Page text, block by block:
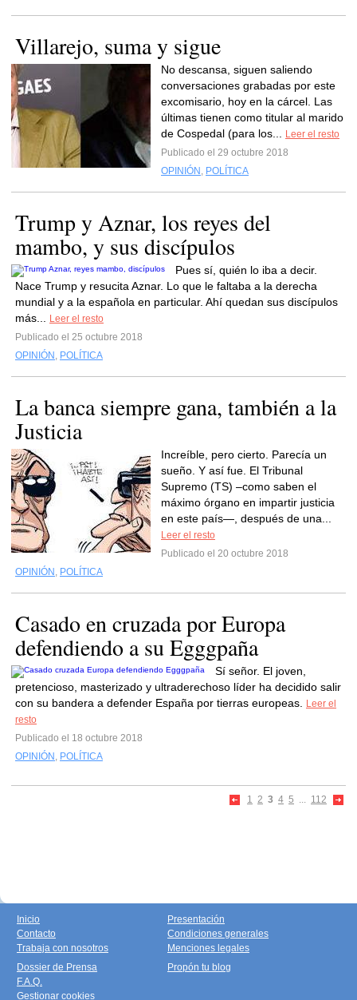
Villarejo, suma y sigue
No descansa, siguen saliendo
conversaciones grabadas por este
excomisario, hoy en la cárcel. Las
últimas tienen como titular al marido
de Cospedal (para los...
Leer el resto
Publicado el 29 octubre 2018
OPINIÓN , POLÍTICA
Trump y Aznar, los reyes del
mambo, y sus discípulos
Pues sí, quién lo iba a decir.
Nace Trump y resucita Aznar. Lo que le faltaba a la derecha
mundial y a la española en particular. Ahí quedan sus discípulos
más...
Leer el resto
Publicado el 25 octubre 2018
OPINIÓN , POLÍTICA
La banca siempre gana, también a la
Justicia
Increíble, pero cierto. Parecía un
sueño. Y así fue. El Tribunal
Supremo (TS) –como saben el
máximo órgano en impartir justicia
en este país—, después de una...
Leer el resto
Publicado el 20 octubre 2018
OPINIÓN , POLÍTICA
Casado en cruzada por Europa
defendiendo a su Egggpaña
Sí señor. El joven,
pretencioso, masterizado y ultraderechoso líder ha decidido salir
con su bandera a defender España por tierras europeas.
Leer el
resto
Publicado el 18 octubre 2018
OPINIÓN , POLÍTICA
1 2 3 4 5 ... 112
Inicio
Contacto
Trabaja con nosotros
Presentación
Condiciones generales
Menciones legales
Dossier de Prensa
F.A.Q.
Gestionar cookies
Propón tu blog